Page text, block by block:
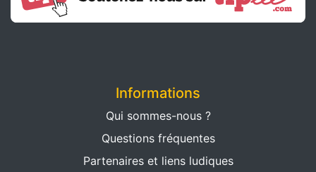
Informations
Qui sommes-nous ?
Questions fréquentes
Partenaires et liens ludiques